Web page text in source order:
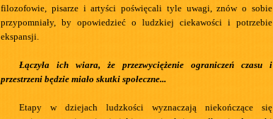
filozofowie, pisarze i artyści poświęcali tyle uwagi, znów o sobie
przypomniały, by opowiedzieć o ludzkiej ciekawości i potrzebie
ekspansji.
Łączyła ich wiara, że przezwyciężenie ograniczeń czasu i
przestrzeni będzie miało skutki społeczne...
Etapy w dziejach ludzkości wyznaczają niekończące się